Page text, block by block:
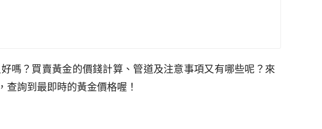
嗎？買賣黃金的價錢計算、管道及注意事項又有哪些呢？來
詢到最即時的黃金價格喔！